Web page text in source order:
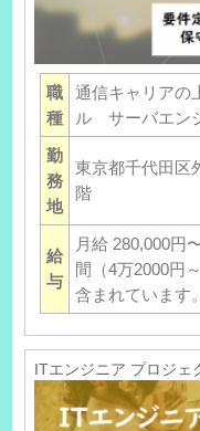
職
種
通信キャリアの
ル サーバエン
勤
務
地
東京都千代田
階
給
与
月給 280,000円
間（4万2000円
含まれています
ITエンジニア プロジェ